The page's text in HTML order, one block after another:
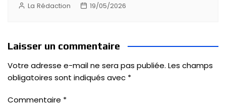
La Rédaction 19/05/2026
Laisser un commentaire
Votre adresse e-mail ne sera pas publiée. Les champs
obligatoires sont indiqués avec *
Commentaire *